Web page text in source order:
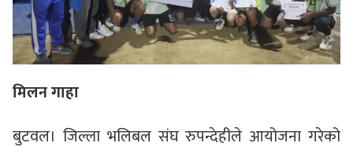
मिलन गाहा
बुटवल। जिल्ला भलिबल संघ रुपन्देहीले आयोजना गरेको